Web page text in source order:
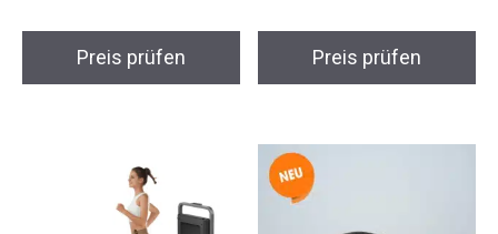
Preis prüfen Preis prüfen